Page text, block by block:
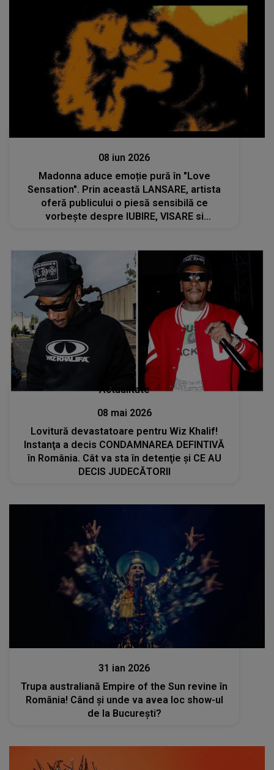
Lansări muzicale
08 iun 2026
Madonna aduce emoție pură în "Love
Sensation". Prin această LANSARE, artista
oferă publicului o piesă sensibilă ce
vorbește despre IUBIRE, VISARE si
Actualitate
08 mai 2026
Lovitură devastatoare pentru Wiz Khalif!
Instanţa a decis CONDAMNAREA DEFINTIVĂ
în România. Cât va sta în detenţie şi CE AU
DECIS JUDECĂTORII
Divertisment
31 ian 2026
Trupa australiană Empire of the Sun revine în
România! Când și unde va avea loc show-ul
de la București?